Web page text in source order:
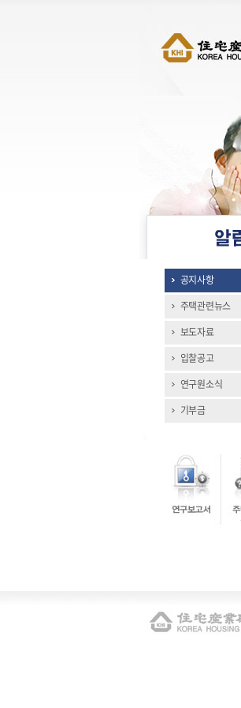
공지사항
주택관련뉴스
보도자료
입찰공고
연구원소식
기부금